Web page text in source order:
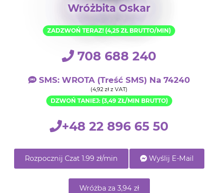
Wróżbita Oskar
ZADZWOŃ TERAZ! (4,25 ZŁ BRUTTO/MIN)
708 688 240
SMS: WROTA (treść SMS) Na 74240
(4,92 zł z VAT)
DZWOŃ TANIEJ: (3,49 ZŁ/MIN BRUTTO)
+48 22 896 65 50
Rozpocznij Czat 1.99 zł/min Wyślij E-Mail
Wróżba za 3,94 zł